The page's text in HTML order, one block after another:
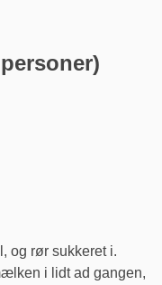
og rør sukkeret i.
i lidt ad gangen,